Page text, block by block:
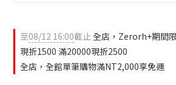
至08/12 16:00截止全店，Zerorh+期間
現折1500 滿20000現折2500
全店，全館單筆購物滿NT2,000享免運